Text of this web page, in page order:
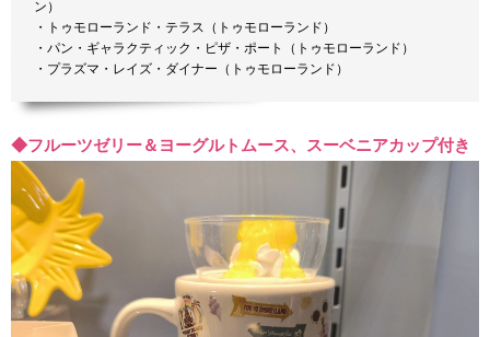
ン）
・トゥモローランド・テラス（トゥモローランド）
・パン・ギャラクティック・ピザ・ポート（トゥモローランド）
・プラズマ・レイズ・ダイナー（トゥモローランド）
◆フルーツゼリー＆ヨーグルトムース、スーベニアカップ付き